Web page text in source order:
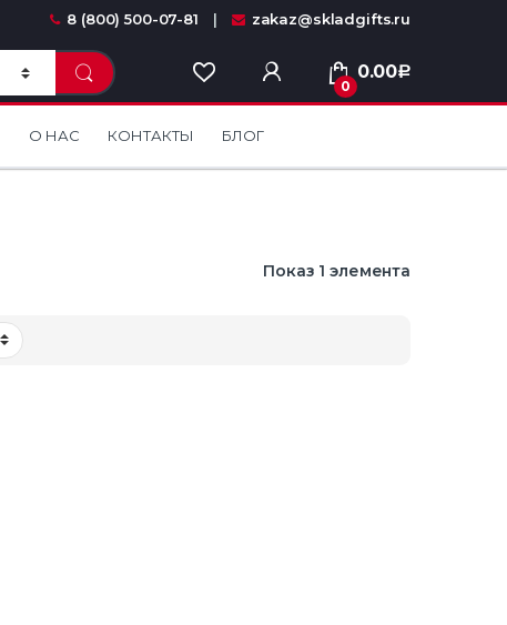
8 (800) 500-07-81 zakaz@skladgifts.ru
0
0.00Р
О НАС КОНТАКТЫ БЛОГ
Показ 1 элемента